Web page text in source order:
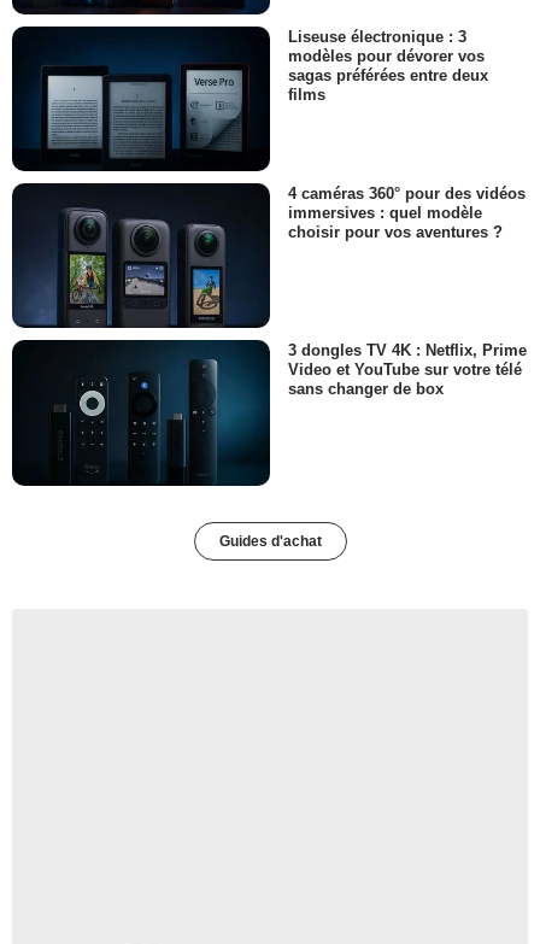
Liseuse électronique : 3
modèles pour dévorer vos
sagas préférées entre deux
films
4 caméras 360° pour des vidéos
immersives : quel modèle
choisir pour vos aventures ?
3 dongles TV 4K : Netflix, Prime
Video et YouTube sur votre télé
sans changer de box
Guides d'achat